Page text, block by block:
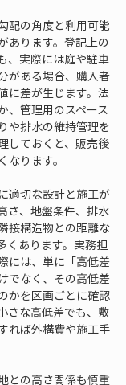
配の角度と利用可能
あります。登記上の
、実際には庭や駐車
がある場合、購入者
に差が生じます。法
、管理用のスペース
や排水の維持管理を
しておくと、販売後
ります。
適切な設計と施工が
さ、地盤条件、排水
接構造物との距離な
くあります。実務担
には、単に「高低差
でなく、その高低差
かを区画ごとに確認
さな高低差でも、敷
れば外構費や施工手
との高さ関係も慎重